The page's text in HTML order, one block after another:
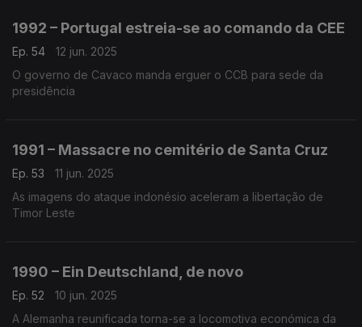
1992 – Portugal estreia-se ao comando da CEE
Ep. 54
12 jun. 2025
O governo de Cavaco manda erguer o CCB para sede da
presidência
1991 – Massacre no cemitério de Santa Cruz
Ep. 53
11 jun. 2025
As imagens do ataque indonésio aceleram a libertação de
Timor Leste
1990 – Ein Deutschland, de novo
Ep. 52
10 jun. 2025
A Alemanha reunificada torna-se a locomotiva económica da